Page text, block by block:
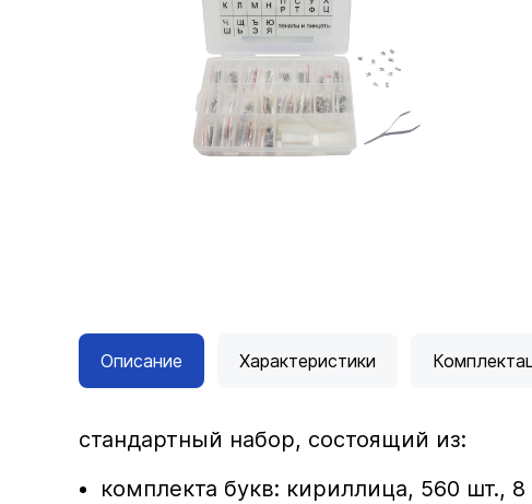
Описание Характеристики
стандартный набор, состоящий из:
комплекта букв: кириллица, 560 шт.,